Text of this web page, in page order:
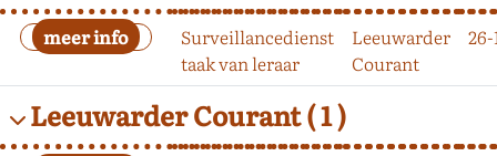
Surveillancedienst
taak van leraar
Leeuwarder
Courant
26-
Leeuwarder Courant( 1 )